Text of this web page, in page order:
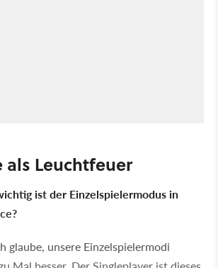
als Leuchtfeuer
ist der Einzelspielermodus in
glaube, unsere Einzelspielermodi